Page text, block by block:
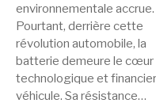
vie
de
votre
batterie
de
voiture
environnementale accrue.
Pourtant, derrière cette
révolution automobile, la
batterie demeure le cœur
technologique et
véhicule. Sa résistance…